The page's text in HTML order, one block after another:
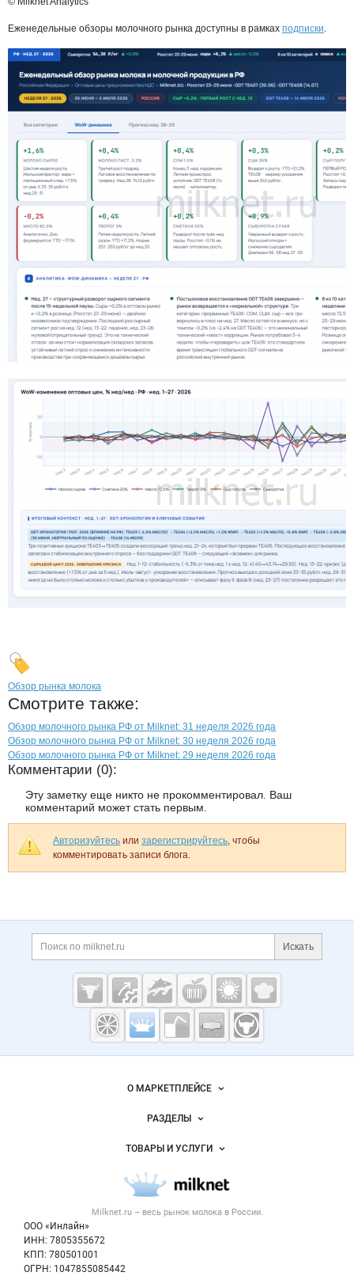
Еженедельные обзоры молочного рынка доступны в рамках подписки.
Обзор рынка молока
Смотрите также:
Обзор молочного рынка РФ от Milknet: 31 неделя 2026 года
Обзор молочного рынка РФ от Milknet: 30 неделя 2026 года
Обзор молочного рынка РФ от Milknet: 29 неделя 2026 года
Комментарии (0):
Эту заметку еще никто не прокомментировал. Ваш
комментарий может стать первым.
Авторизуйтесь или зарегистрируйтесь, чтобы
комментировать записи блога.
Дополнительная информация
Поиск по сайту и
Искать
Cсылки на полезные проекты
Молочная
промышленность
Milknet.ru
Важные разделы и контакты
Milknet.ru – весь рынок молокав России.
ООО «Инлайн»
ИНН: 7805355672
КПП: 780501001
ОГРН: 1047855085442
Навигация по сайтуО МАРКЕТПЛЕЙСЕ
Новости Milknet.ru
Размещение рекламы
Публичная оферта
Контактная информация
Политика обработки персональных данных
РАЗДЕЛЫ
Объявления
Новости рынка
ТОВАРЫ И УСЛУГИ
Молочная продукция
Вторичное сырье
Оборудование